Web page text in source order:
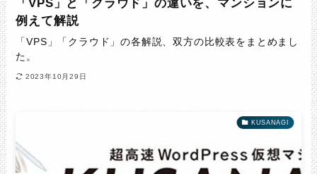
「VPS」と「クラウド」の違いを、マンションに
例えて解説
「VPS」「クラウド」の各解説、双方の比較表をまとめまし
た。
2023年10月29日
KUSANAGI